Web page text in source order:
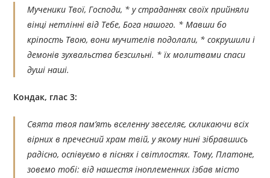
Мученики Твої, Господи, * у страданнях своїх прийняли
вінці нетлінні від Тебе, Бога нашого. * Мавши бо
кріпость Твою, вони мучителів подолали, * сокрушили і
демонів зухвальства безсильні. * їх молитвами спаси
душі наші.
Кондак, глас 3:
Свята твоя пам’ять вселенну звеселяє, скликаючи всіх
вірних в пречесний храм твій, у якому нині зібравшись
радісно, оспівуємо в піснях і світлостях. Тому, Платоне,
зовемо тобі: від нашестя іноплеменних ізбав місто